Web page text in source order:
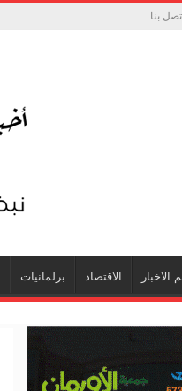
اتصل بنا
الاخبار الاقتصاد برلمانيات